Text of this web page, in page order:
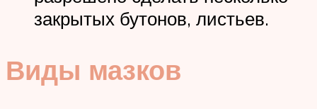
закрытых бутонов, листьев.
Виды мазков